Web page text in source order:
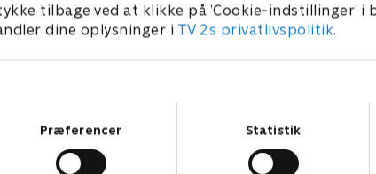
tilbage ved at klikke på ’Cookie-indstillinger’ i
dine oplysninger i TV 2s privatlivspolitik.
Præferencer Statistik